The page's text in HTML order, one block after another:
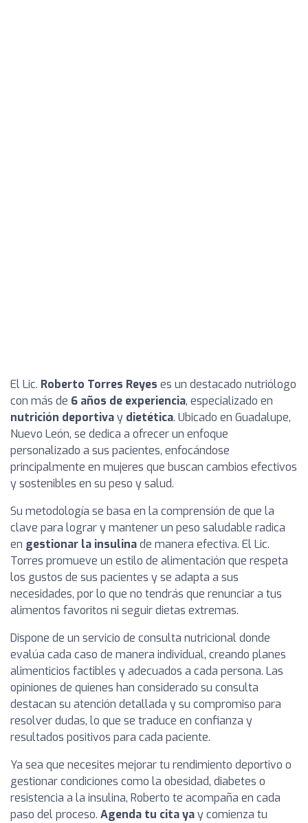
El Lic. Roberto Torres Reyes es un destacado nutriólogo
con más de 6 años de experiencia, especializado en
nutrición deportivay dietética. Ubicado en Guadalupe,
Nuevo León, se dedica a ofrecer un enfoque
personalizado a sus pacientes, enfocándose
principalmente en mujeres que buscan cambios efectivos
y sostenibles en su peso y salud.
Su metodología se basa en la comprensión de que la
clave para lograr y mantener un peso saludable radica
en gestionar la insulinade manera efectiva. El Lic.
Torres promueve un estilo de alimentación que respeta
los gustos de sus pacientes y se adapta a sus
necesidades, por lo que no tendrás que renunciar a tus
alimentos favoritos ni seguir dietas extremas.
Dispone de un servicio de consulta nutricional donde
evalúa cada caso de manera individual, creando planes
alimenticios factibles y adecuados a cada persona. Las
opiniones de quienes han considerado su consulta
destacan su atención detallada y su compromiso para
resolver dudas, lo que se traduce en confianza y
resultados positivos para cada paciente.
Ya sea que necesites mejorar tu rendimiento deportivo o
gestionar condiciones como la obesidad, diabetes o
resistencia a la insulina, Roberto te acompaña en cada
paso del proceso. Agenda tu cita yay comienza tu